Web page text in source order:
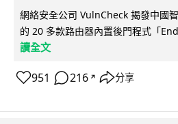
網絡安全公司 VulnCheck 揭發中國
的 20 多款路由器內置後門程式「
讀全文
951 216 ↗ 分享